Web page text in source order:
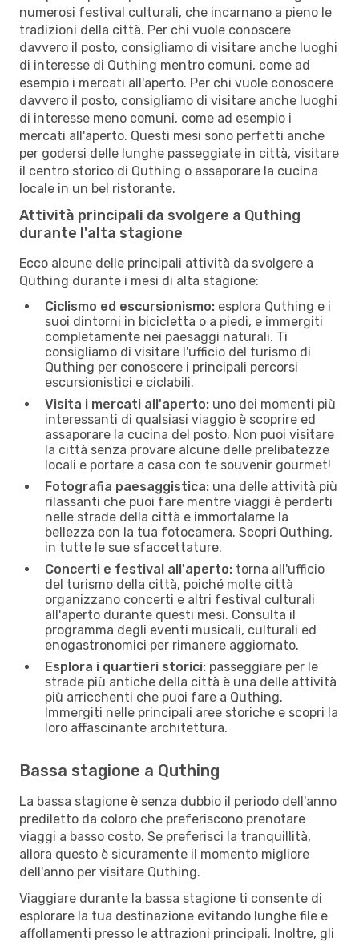
numerosi festival culturali, che incarnano a pieno le
tradizioni della città. Per chi vuole conoscere
davvero il posto, consigliamo di visitare anche luoghi
di interesse di Quthing mentro comuni, come ad
esempio i mercati all'aperto. Per chi vuole conoscere
davvero il posto, consigliamo di visitare anche luoghi
di interesse meno comuni, come ad esempio i
mercati all'aperto. Questi mesi sono perfetti anche
per godersi delle lunghe passeggiate in città, visitare
il centro storico di Quthing o assaporare la cucina
locale in un bel ristorante.
Attività principali da svolgere a Quthing
durante l'alta stagione
Ecco alcune delle principali attività da svolgere a
Quthing durante i mesi di alta stagione:
Ciclismo ed escursionismo: esplora Quthing e i
suoi dintorni in bicicletta o a piedi, e immergiti
completamente nei paesaggi naturali. Ti
consigliamo di visitare l'ufficio del turismo di
Quthing per conoscere i principali percorsi
escursionistici e ciclabili.
Visita i mercati all'aperto: uno dei momenti più
interessanti di qualsiasi viaggio è scoprire ed
assaporare la cucina del posto. Non puoi visitare
la città senza provare alcune delle prelibatezze
locali e portare a casa con te souvenir gourmet!
Fotografia paesaggistica: una delle attività più
rilassanti che puoi fare mentre viaggi è perderti
nelle strade della città e immortalarne la
bellezza con la tua fotocamera. Scopri Quthing,
in tutte le sue sfaccettature.
Concerti e festival all'aperto: torna all'ufficio
del turismo della città, poiché molte città
organizzano concerti e altri festival culturali
all'aperto durante questi mesi. Consulta il
programma degli eventi musicali, culturali ed
enogastronomici per rimanere aggiornato.
Esplora i quartieri storici: passeggiare per le
strade più antiche della città è una delle attività
più arricchenti che puoi fare a Quthing.
Immergiti nelle principali aree storiche e scopri la
loro affascinante architettura.
Bassa stagione a Quthing
La bassa stagione è senza dubbio il periodo dell'anno
prediletto da coloro che preferiscono prenotare
viaggi a basso costo. Se preferisci la tranquillità,
allora questo è sicuramente il momento migliore
dell'anno per visitare Quthing.
Viaggiare durante la bassa stagione ti consente di
esplorare la tua destinazione evitando lunghe file e
affollamenti presso le attrazioni principali. Inoltre, gli